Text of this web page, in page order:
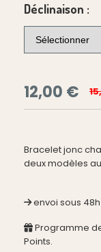
Déclinaison :
12,00 €
Bracelet jonc
deux modèles
envoi sous 48h
Programme
Points.